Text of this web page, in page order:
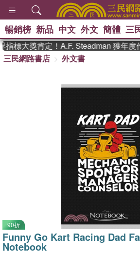
獎 臺灣漫遊錄
暢銷榜 新品 中文 外文 簡體 三
標大獎肯定！A.F. Steadman 獲年度
三民網路書店
外文書
90折
Funny Go Kart Racing Dad
Notebook